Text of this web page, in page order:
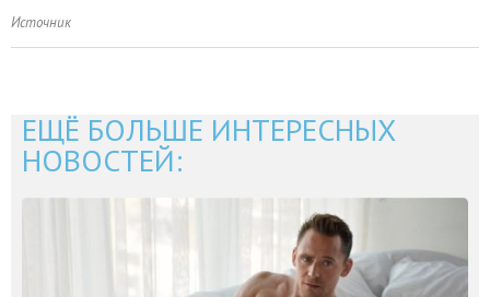
Источник
ЕЩЁ БОЛЬШЕ ИНТЕРЕСНЫХ
НОВОСТЕЙ: